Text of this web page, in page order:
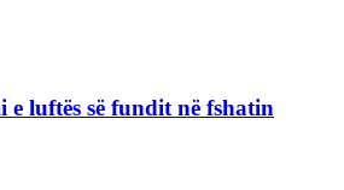
e luftës së fundit në fshatin